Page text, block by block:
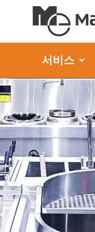
서비스